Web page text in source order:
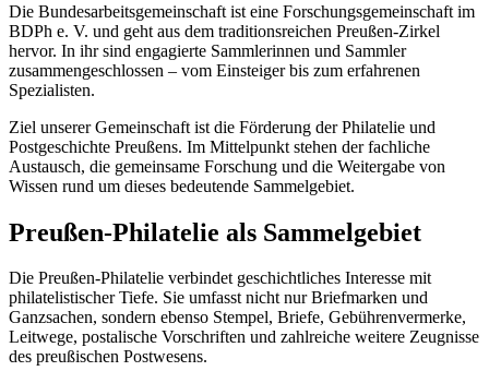
Die Bundesarbeitsgemeinschaft ist eine Forschungsgemeinschaft im
BDPh e. V. und geht aus dem traditionsreichen Preußen-Zirkel
hervor. In ihr sind engagierte Sammlerinnen und Sammler
zusammengeschlossen – vom Einsteiger bis zum erfahrenen
Spezialisten.
Ziel unserer Gemeinschaft ist die Förderung der Philatelie und
Postgeschichte Preußens. Im Mittelpunkt stehen der fachliche
Austausch, die gemeinsame Forschung und die Weitergabe von
Wissen rund um dieses bedeutende Sammelgebiet.
Preußen-Philatelie als Sammelgebiet
Die Preußen-Philatelie verbindet geschichtliches Interesse mit
philatelistischer Tiefe. Sie umfasst nicht nur Briefmarken und
Ganzsachen, sondern ebenso Stempel, Briefe, Gebührenvermerke,
Leitwege, postalische Vorschriften und zahlreiche weitere Zeugnisse
des preußischen Postwesens.